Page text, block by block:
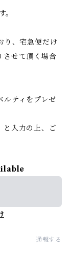
り、宅急便だけ
させて頂く場合
ルティをプレゼ
と入力の上、ご
通報する